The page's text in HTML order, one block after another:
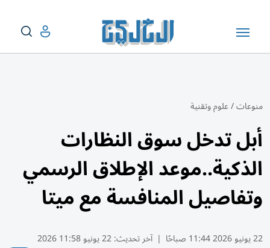
منوعات/علوم وتقنية
أبل تدخل سوق النظارات
الذكية..موعد الإطلاق الرسمي
وتفاصيل المنافسة مع ميتا
22 يونيو 2026 11:44 صباحًا | آخر تحديث:22 يونيو 11:58 2026